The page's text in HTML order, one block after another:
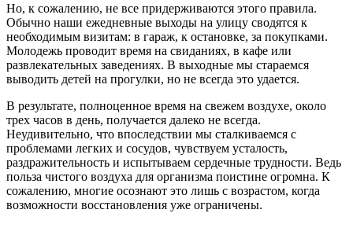
Но, к сожалению, не все придерживаются этого правила.
Обычно наши ежедневные выходы на улицу сводятся к
необходимым визитам: в гараж, к остановке, за покупками.
Молодежь проводит время на свиданиях, в кафе или
развлекательных заведениях. В выходные мы стараемся
выводить детей на прогулки, но не всегда это удается.
В результате, полноценное время на свежем воздухе, около
трех часов в день, получается далеко не всегда.
Неудивительно, что впоследствии мы сталкиваемся с
проблемами легких и сосудов, чувствуем усталость,
раздражительность и испытываем сердечные трудности. Ведь
польза чистого воздуха для организма поистине огромна. К
сожалению, многие осознают это лишь с возрастом, когда
возможности восстановления уже ограничены.